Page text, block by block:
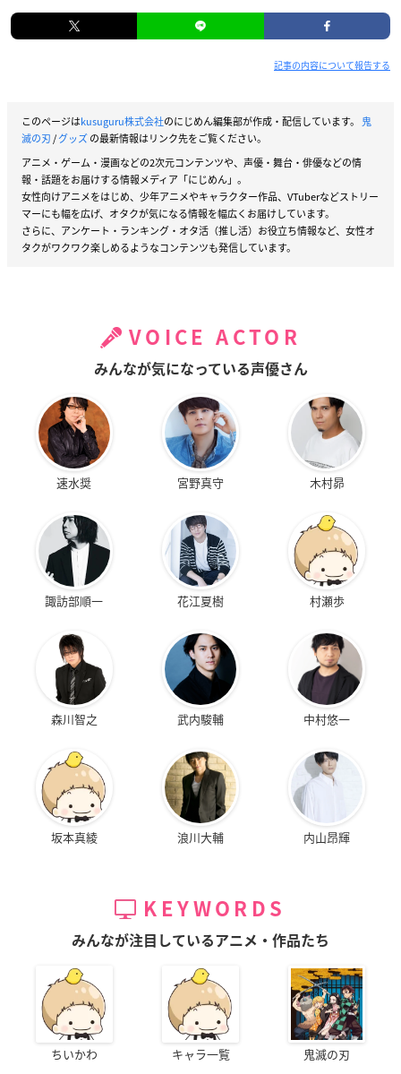
記事の内容について報告する
このページはkusuguru株式会社のにじめん編集部が作成・配信しています。 鬼
滅の刃/グッズの最新情報はリンク先をご覧ください。
アニメ・ゲーム・漫画などの2次元コンテンツや、声優・舞台・俳優などの情
報・話題をお届けする情報メディア「にじめん」。
女性向けアニメをはじめ、少年アニメやキャラクター作品、VTuberなどストリー
マーにも幅を広げ、オタクが気になる情報を幅広くお届けしています。
さらに、アンケート・ランキング・オタ活（推し活）お役立ち情報など、女性オ
タクがワクワク楽しめるようなコンテンツも発信しています。
VOICE ACTOR
みんなが気になっている声優さん
速水奨 宮野真守 木村昴
諏訪部順一 花江夏樹 村瀬歩
森川智之 武内駿輔 中村悠一
坂本真綾 浪川大輔 内山昂輝
KEYWORDS
みんなが注目しているアニメ・作品たち
ちいかわ キャラ一覧 鬼滅の刃